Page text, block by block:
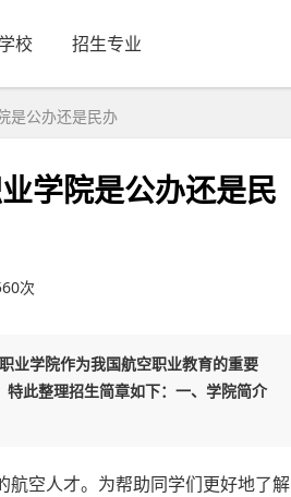
校 招生专业
是公办还是民办
学院是公办还是民
0次
业学院作为我国航空职业教育的重要
此整理招生简章如下：一、学院简介
航空人才。为帮助同学们更好地了解